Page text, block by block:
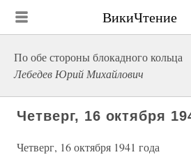
ВикиЧтение
По обе стороны блокадного кольца
Лебедев Юрий Михайлович
Четверг, 16 октября
Четверг, 16 октября 1941 года